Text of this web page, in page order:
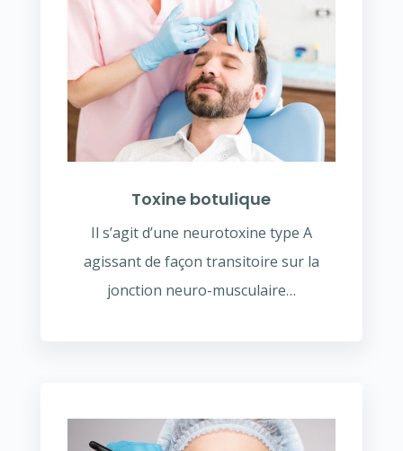
Toxine botulique
Il s’agit d’une neurotoxine type A
agissant de façon transitoire sur la
jonction neuro-musculaire…